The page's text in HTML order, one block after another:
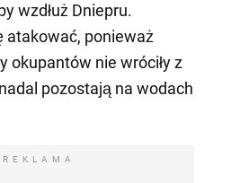
wzdłuż Dniepru.
atakować, ponieważ
okupantów nie wróciły z
pozostają na wodach
REKLAMA